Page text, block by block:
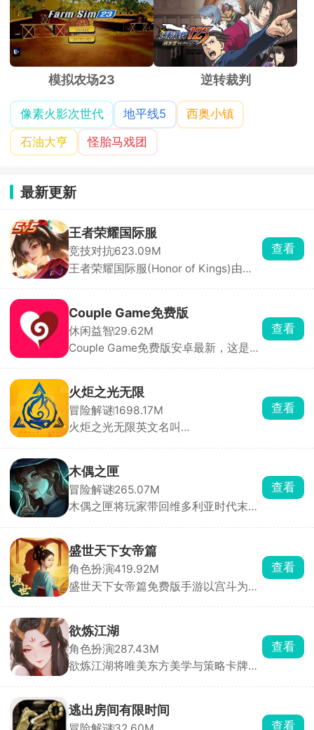
模拟农场23 逆转裁判
像素火影次世代 地平线5
西奥小镇
石油大亨
怪胎马戏团
最新更新
王者荣耀国际服
竞技对抗623.09M
王者荣耀国际服(Honor of Kings)由腾
开启5V5MOBA竞技对战。英雄角色形
象带有欧美特点，领取专享福利，免费
获得海量精美皮肤，扮演不同的职业角
色，在王者峡谷进行5v5战斗，推掉敌
查看
Couple Game免费版
休闲益智29.62M
Couple Game免费版安卓最新，这是一
设立了温和、热辣以及猛烈三种模式，
获取随机题目，适用于情侣或者朋友之
间的问答，使其更加的了解彼此，拉近
彼此的距离。
查看
火炬之光无限
冒险解谜1698.17M
火炬之光无限英文名叫
200年后，Ember Tech席卷Leptis，黑
暗却悄然吞噬生命。玩家将携手精英英
雄团队，踏上对抗黑暗、恢复光明的征
途。游戏提供5大独特英雄、24种天
查看
木偶之匣
冒险解谜265.07M
木偶之匣将玩家带回维多利亚时代末期
的木偶庄园。随着深入探索，索恩家族
消失的惊天秘密逐渐揭开面纱。游戏采
用碎片化叙事方式，剧情并非单一线性
展开，而是需要你通过收集线索、破解
查看
盛世天下女帝篇
角色扮演419.92M
盛世天下女帝篇免费版手游以宫斗为
这个盛唐世纪之中挣扎成长，在特定的
剧情对话环节当中选择相应的对话选项
来触发不同的对话内容，不同的选择后
续所解锁的剧情也会不同，运筹帷幄，
查看
欲炼江湖
角色扮演287.43M
欲炼江湖将唯美东方美学与策略卡牌战
组建专属最强阵容，闯荡武林称霸天
下。战斗中可合理组合侠客羁绊与技
查看
逃出房间有限时间
查看